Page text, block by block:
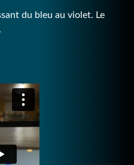
du bleu au violet. Le